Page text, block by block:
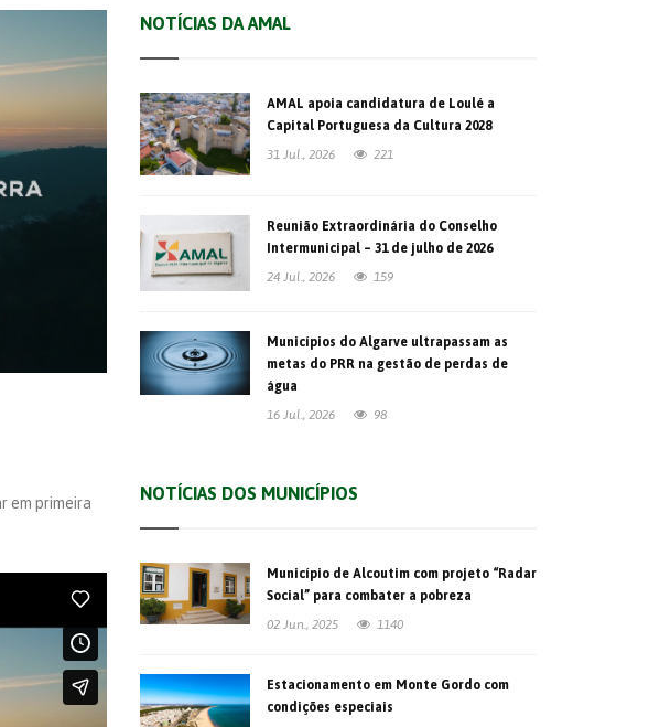
em primeira
NOTÍCIAS DA AMAL
AMAL apoia candidatura de Loulé a
Capital Portuguesa da Cultura 2028
31 Jul., 2026
221
Reunião Extraordinária do Conselho
Intermunicipal – 31 de julho de 2026
24 Jul., 2026
159
Municípios do Algarve ultrapassam as
metas do PRR na gestão de perdas de
água
16 Jul., 2026
98
NOTÍCIAS DOS MUNICÍPIOS
Município de Alcoutim com projeto “Radar
Social” para combater a pobreza
02 Jun., 2025
1140
Estacionamento em Monte Gordo com
condições especiais